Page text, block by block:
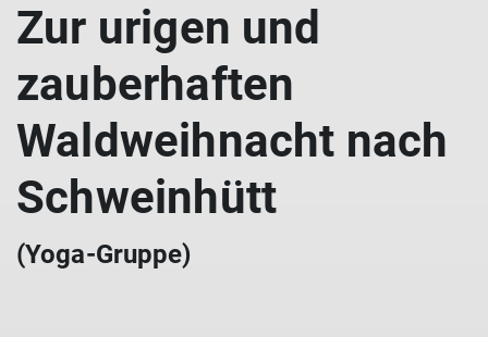
Zur urigen und
zauberhaften
Waldweihnacht nach
Schweinhütt
(Yoga-Gruppe)